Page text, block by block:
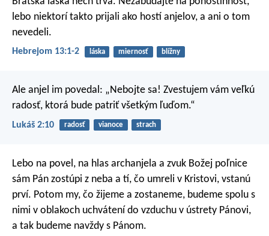
lebo niektorí takto prijali ako hostí anjelov, a ani o tom
nevedeli.
Hebrejom 13:1-2 láska miernosť blížny
Ale anjel im povedal: „Nebojte sa! Zvestujem vám veľkú
radosť, ktorá bude patriť všetkým ľuďom.“
Lukáš 2:10 radosť vianoce strach
Lebo na povel, na hlas archanjela a zvuk Božej poľnice
sám Pán zostúpi z neba a tí, čo umreli v Kristovi, vstanú
prví. Potom my, čo žijeme a zostaneme, budeme spolu s
nimi v oblakoch uchvátení do vzduchu v ústrety Pánovi,
a tak budeme navždy s Pánom.